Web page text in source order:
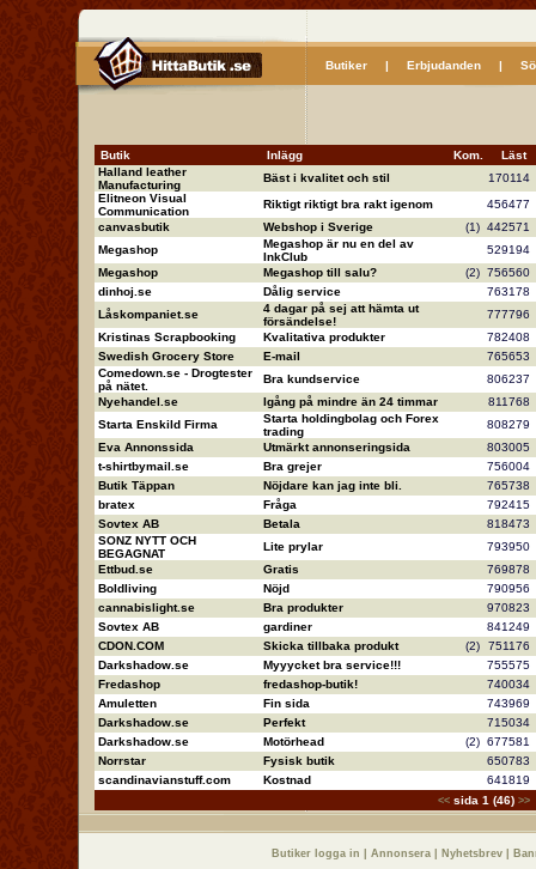
Butiker| Erbjudanden|
Butik Inlägg Kom.
Läst
Halland leather
Manufacturing
Bäst i kvalitet och stil
170114
Elitneon Visual
Communication
Riktigt riktigt bra rakt igenom
456477
canvasbutik
Webshop i Sverige (1) 442571
Megashop
Megashop är nu en del av
InkClub
529194
Megashop
Megashop till salu? (2) 756560
dinhoj.se
Dålig service
763178
Låskompaniet.se
4 dagar på sej att hämta ut
försändelse!
777796
Kristinas Scrapbooking
Kvalitativa produkter
782408
Swedish Grocery Store
E-mail
765653
Comedown.se - Drogtester
på nätet.
Bra kundservice
806237
Nyehandel.se
Igång på mindre än 24 timmar
811768
Starta Enskild Firma
Starta holdingbolag och Forex
trading
808279
Eva Annonssida
Utmärkt annonseringsida
803005
t-shirtbymail.se
Bra grejer
756004
Butik Täppan
Nöjdare kan jag inte bli.
765738
bratex
Fråga
792415
Sovtex AB
Betala
818473
SONZ NYTT OCH
BEGAGNAT
Lite prylar
793950
Ettbud.se
Gratis
769878
Boldliving
Nöjd
790956
cannabislight.se
Bra produkter
970823
Sovtex AB
gardiner
841249
CDON.COM
Skicka tillbaka produkt (2)
751176
Darkshadow.se
Myyycket bra service!!!
755575
Fredashop
fredashop-butik!
740034
Amuletten
Fin sida
743969
Darkshadow.se
Perfekt
715034
Darkshadow.se
Motörhead (2) 677581
Norrstar
Fysisk butik
650783
scandinavianstuff.com
Kostnad 641819
<< sida 1 (46) >>
Butiker logga in Annonsera Nyhetsbrev